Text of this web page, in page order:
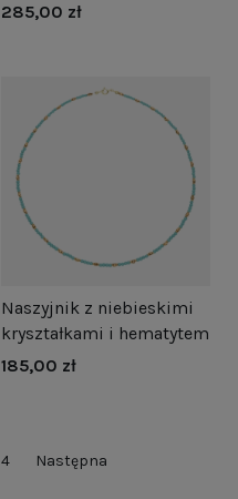
285,00 zł
Naszyjnik z niebieskimi
kryształkami i hematytem
185,00 zł
4 Następna